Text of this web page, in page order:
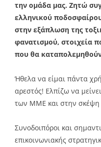
την ομάδα μας. Ζητώ
ελληνικού
στην εξάπλωση της
φανατισμού, στοιχεία
που θα
Ήθελα να είμαι πάντα
αρεστός! Ελπίζω να
των ΜΜΕ και στην σκέψη
Συνοδοιπόροι και
επικοινωνιακής